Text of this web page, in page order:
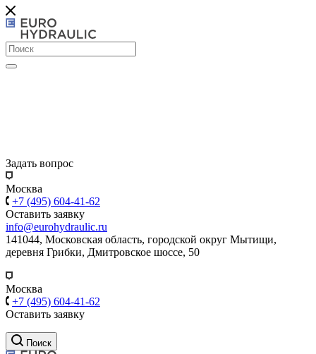
Задать вопрос
Москва
+7 (495) 604-41-62
Оставить заявку
info@eurohydraulic.ru
141044, Московская область, городской округ Мытищи,
деревня Грибки, Дмитровское шоссе, 50
Москва
+7 (495) 604-41-62
Оставить заявку
Поиск